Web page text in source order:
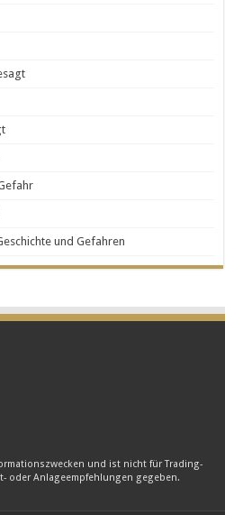
und Gefahren
und ist nicht für Trading-
oder Anlageempfehlungen gegeben.